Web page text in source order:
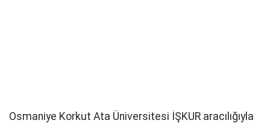
Osmaniye Korkut Ata Üniversitesi İŞKUR aracılığıyla